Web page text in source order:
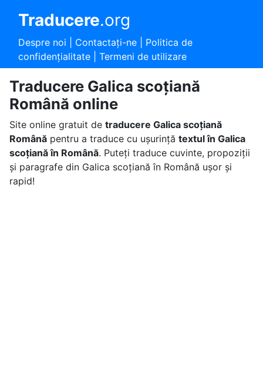
Traducere.org
Despre noi Contactaţi-ne| Politica de
confidențialitate| Termeni de utilizare
Traducere Galica scoțiană
Română online
Site online gratuit de traducere Galica scoțiană
Românăpentru a traduce cu ușurință textul în Galica
scoțiană în Română. Puteți traduce cuvinte, propoziții
și paragrafe din Galica scoțiană în Română ușor și
rapid!